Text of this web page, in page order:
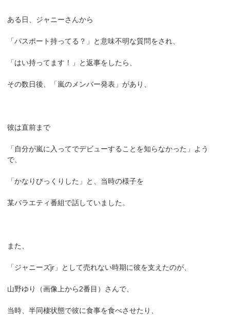
ある日、ジャニーさんから
「パスポート持ってる？」と意味不明な質問をされ、
「はい持ってます！」と返事をしたら、
その数日後、「嵐のメンバー発表」があり、
彼は直前まで
「自分が嵐に入ってでデビューすることを知らなかった」よう
で、
「かなりびっくりした」と、当時の様子を
某バラエティ番組で話していました。
また、
「ジャニーズjr」として売れない時期に彼を支えたのが、
山野ゆり（画像上から2番目）さんで、
当時、半同棲状態で彼に食事を食べさせたり、